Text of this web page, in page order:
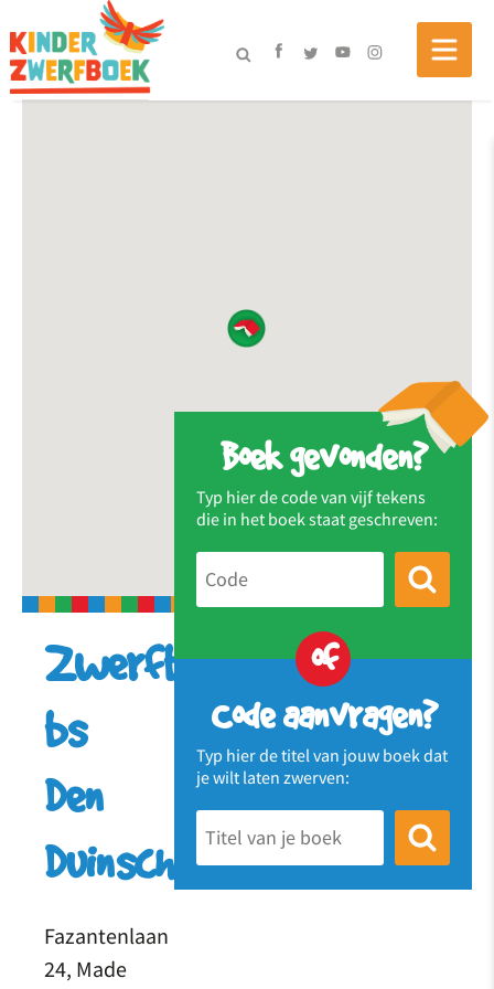
Boek gevonden?
Typ hier de code van vijf tekens
die in het boek staat geschreven:
of
Code aanvragen?
Typ hier de titel van jouw boek dat
je wilt laten zwerven:
Zwerfboekenstation
bs
Den
Duinschool
Fazantenlaan
24, Made